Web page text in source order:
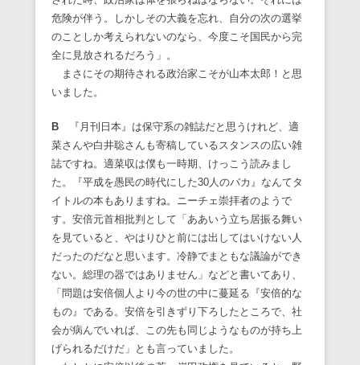
危険が伴う。しかしその大義を忘れ、自分の次の選挙
のことしか考えられないのなら、今度こそ国民から完
全に見放されるだろう」。
まさにその期待される政治家こそが山本太郎！と思
いました。
B 『月刊日本』は保守系の雑誌だと思うけれど、適
菜さんや白井聡さんも寄稿しているスタンスの広い雑
誌ですね。適菜収は僕も一時期、けっこう読みまし
た。『平成を愚民の時代にした30人のバカ』なんてタ
イトルの本もありますね。ニーチェ崇拝者のようで
す。安倍元首相批判として「ああいう立ち居振る舞い
を見ていると、やはりひと前には出してはいけない人
だったのだなと思います。冷静でまともな議論ができ
ない。総理の器ではありません」などと書いてあり、
「問題は安倍個人より今の世の中に蔓延る『安倍的な
もの』である。安倍を引きずり下ろしたところで、社
会が病んでいれば、この先も同じようなものが持ち上
げられるだけだ」とも言っていました。